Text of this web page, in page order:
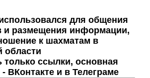
для общения
и размещения информации,
к шахматам в
области
только ссылки, основная
ВКонтакте и в Телеграме